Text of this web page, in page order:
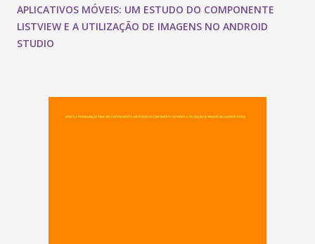
APLICATIVOS MÓVEIS: UM ESTUDO DO COMPONENTE
LISTVIEW E A UTILIZAÇÃO DE IMAGENS NO ANDROID
STUDIO